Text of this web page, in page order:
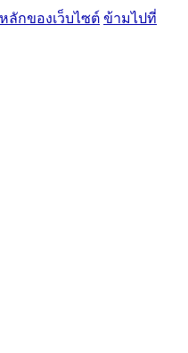
ลักของเว็บไซต์ ข้ามไปที่